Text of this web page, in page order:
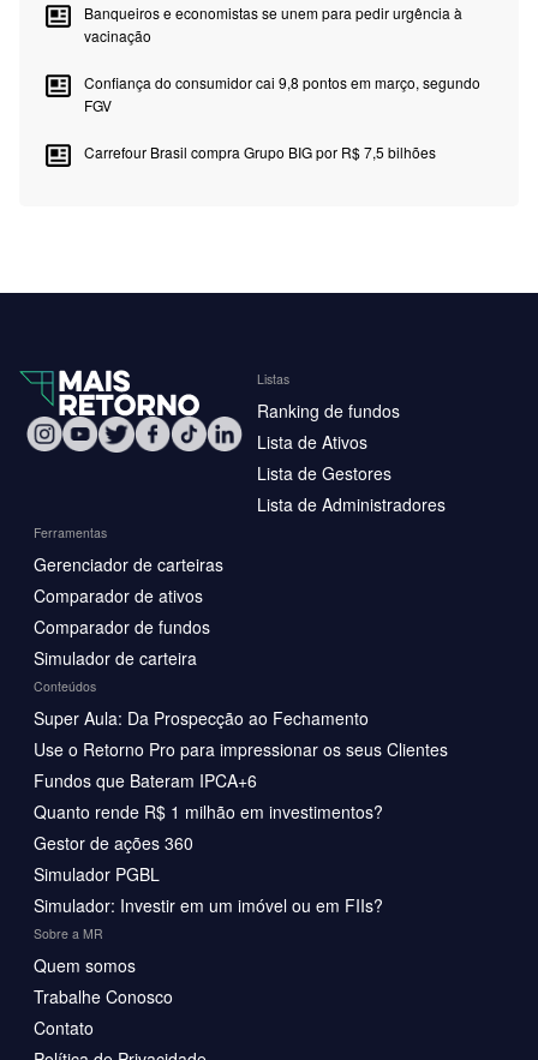
Banqueiros e economistas se unem para pedir urgência à
vacinação
Confiança do consumidor cai 9,8 pontos em março, segundo
FGV
Carrefour Brasil compra Grupo BIG por R$ 7,5 bilhões
Listas
Ranking de fundos
Lista de Ativos
Lista de Gestores
Lista de Administradores
Ferramentas
Gerenciador de carteiras
Comparador de ativos
Comparador de fundos
Simulador de carteira
Conteúdos
Super Aula: Da Prospecção ao Fechamento
Use o Retorno Pro para impressionar os seus Clientes
Fundos que Bateram IPCA+6
Quanto rende R$ 1 milhão em investimentos?
Gestor de ações 360
Simulador PGBL
Simulador: Investir em um imóvel ou em FIIs?
Sobre a MR
Quem somos
Trabalhe Conosco
Contato